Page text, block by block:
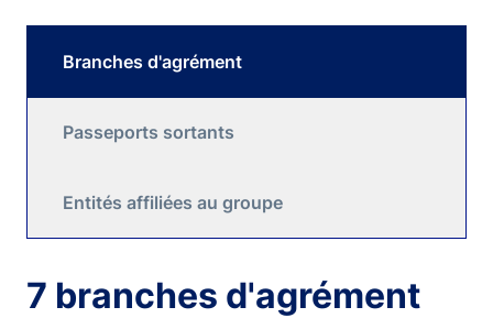
Branches d'agrément
Passeports sortants
Entités affiliées au groupe
7 branches d'agrément